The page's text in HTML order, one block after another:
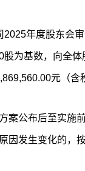
2025年度股东会
股为基数，向全
元（含
案公布后至实施
因发生变化的，